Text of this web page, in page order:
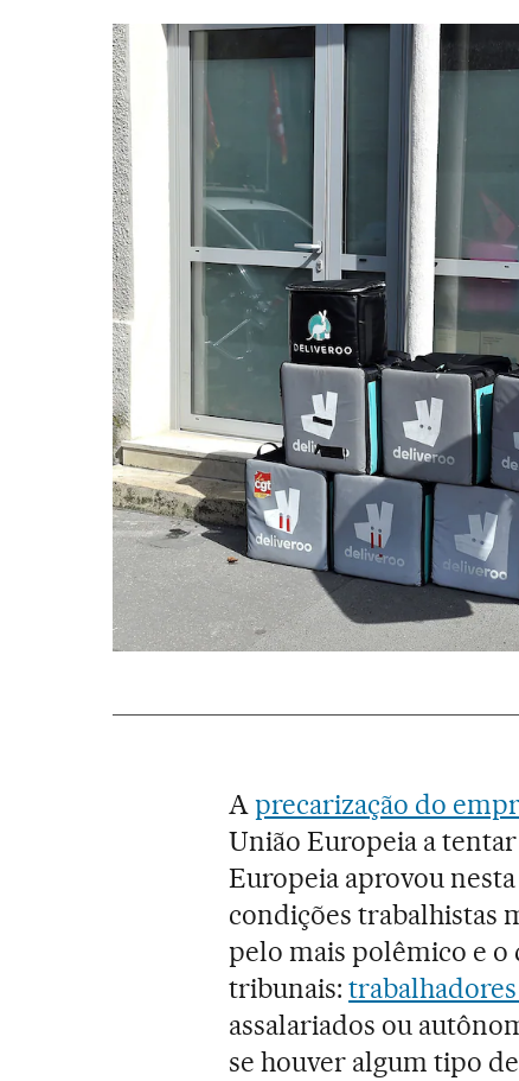
Aprecarização do
União Europeia a
Europeia aprovou
condições trabalhistas
pelo mais polêmico e o
tribunais:
assalariados ou
se houver algum tipo